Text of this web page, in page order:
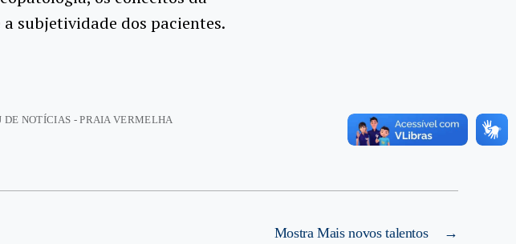
subjetividade dos pacientes.
DE NOTÍCIAS - PRAIA VERMELHA
→
Mostra Mais novos talentos